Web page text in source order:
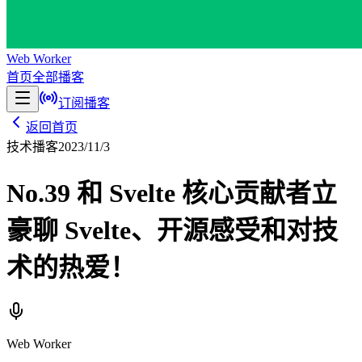
Web Worker
首页全部播客
订阅播客
返回首页
技术播客2023/11/3
No.39 和 Svelte 核心贡献者立
豪聊 Svelte、开源感受和对技
术的热爱！
Web Worker